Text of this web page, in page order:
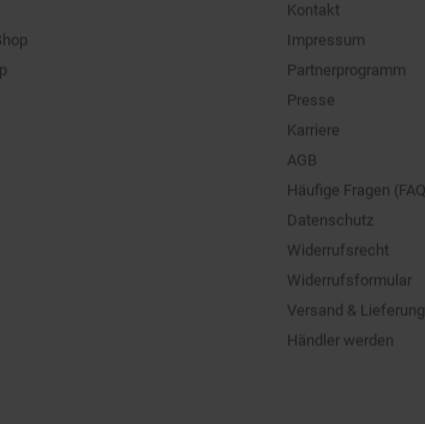
Impressum
Partnerprogramm
Presse
Karriere
AGB
Häufige Fragen (FAQ)
Datenschutz
Widerrufsrecht
Widerrufsformular
Versand & Lieferung
Händler werden